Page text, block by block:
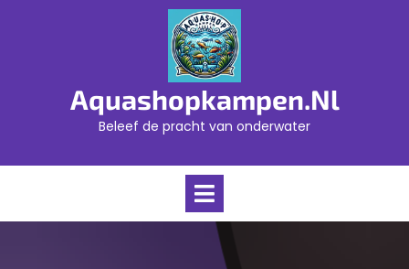
Aquashopkampen.nl
Beleef de pracht van onderwater
Open